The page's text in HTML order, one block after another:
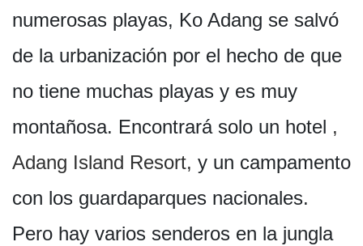
numerosas playas, Ko Adang se salvó
de la urbanización por el hecho de que
no tiene muchas playas y es muy
montañosa. Encontrará solo un hotel ,
Adang Island Resort, y un campamento
con los guardaparques nacionales.
Pero hay varios senderos en la jungla